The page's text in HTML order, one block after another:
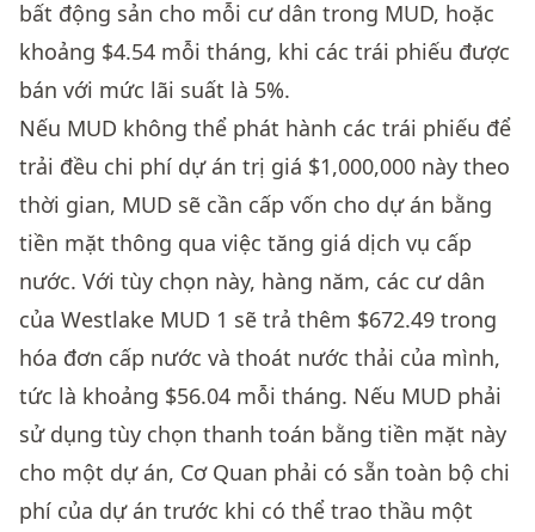
bất động sản cho mỗi cư dân trong MUD, hoặc
khoảng $4.54 mỗi tháng, khi các trái phiếu được
bán với mức lãi suất là 5%.
Nếu MUD không thể phát hành các trái phiếu để
trải đều chi phí dự án trị giá $1,000,000 này theo
thời gian, MUD sẽ cần cấp vốn cho dự án bằng
tiền mặt thông qua việc tăng giá dịch vụ cấp
nước. Với tùy chọn này, hàng năm, các cư dân
của Westlake MUD 1 sẽ trả thêm $672.49 trong
hóa đơn cấp nước và thoát nước thải của mình,
tức là khoảng $56.04 mỗi tháng. Nếu MUD phải
sử dụng tùy chọn thanh toán bằng tiền mặt này
cho một dự án, Cơ Quan phải có sẵn toàn bộ chi
phí của dự án trước khi có thể trao thầu một